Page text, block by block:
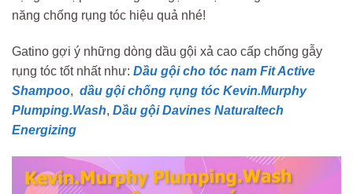
năng chống rụng tóc hiệu quả nhé!
Gatino gợi ý những dòng dầu gội xả cao cấp chống gẫy
rụng tóc tốt nhất như: Dầu gội cho tóc nam Fit Active
Shampoo, dầu gội chống rụng tóc Kevin.Murphy
Plumping.Wash, Dầu gội Davines Naturaltech
Energizing